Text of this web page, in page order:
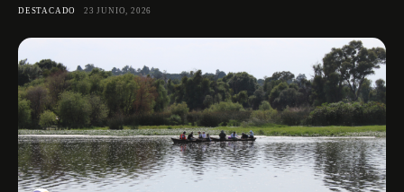
DESTACADO 23 JUNIO, 2026